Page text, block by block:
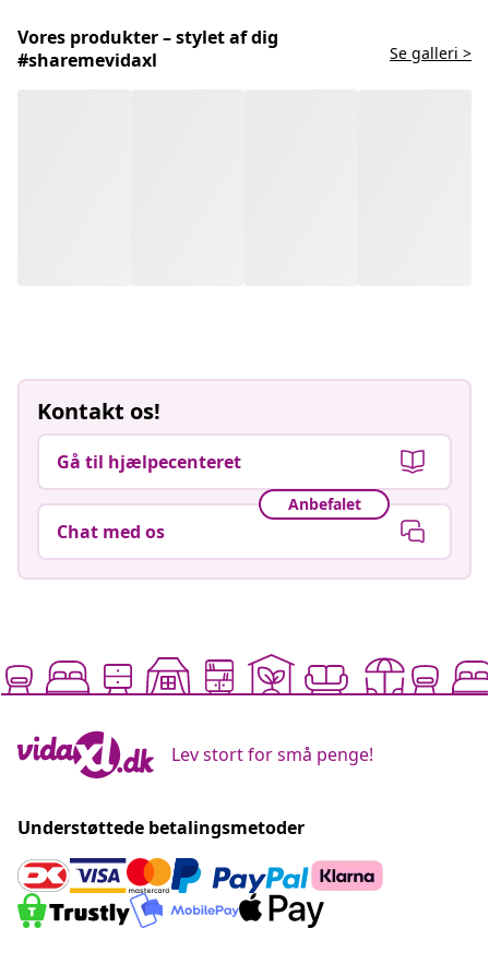
Vores produkter – stylet af dig
#sharemevidaxl
Se galleri >
Kontakt os!
Gå til hjælpecenteret
Anbefalet
Chat med os
Lev stort for små penge!
Understøttede betalingsmetoder